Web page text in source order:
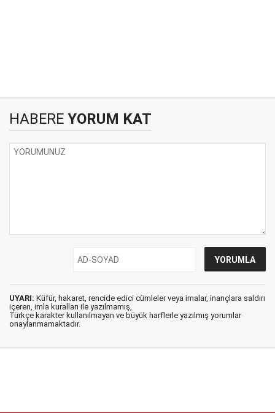
HABERE YORUM KAT
UYARI: Küfür, hakaret, rencide edici cümleler veya imalar, inançlara saldırı
içeren, imla kuralları ile yazılmamış,
Türkçe karakter kullanılmayan ve büyük harflerle yazılmış yorumlar
onaylanmamaktadır.